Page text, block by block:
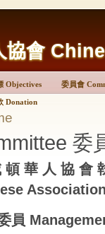
協會
Objectives 委員會
Donation
委
頓 華 人 協 會
員